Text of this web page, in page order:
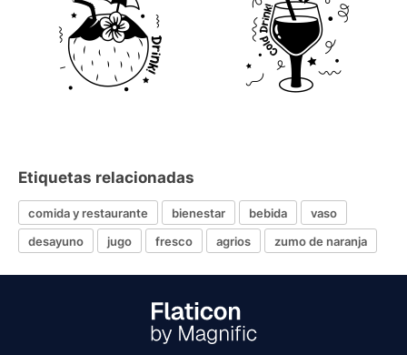
Etiquetas relacionadas
comida y restaurante bienestar bebida
vaso
desayuno
jugo fresco agrios zumo de naranja